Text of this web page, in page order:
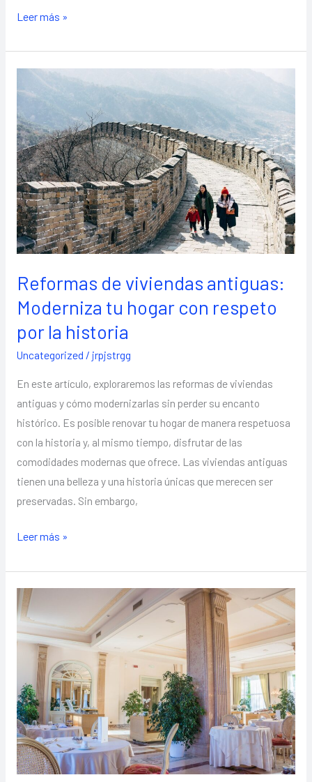
Leer más »
Reformas de viviendas antiguas:
Moderniza tu hogar con respeto
por la historia
Uncategorized / jrpjstrgg
En este artículo, exploraremos las reformas de viviendas
antiguas y cómo modernizarlas sin perder su encanto
histórico. Es posible renovar tu hogar de manera respetuosa
con la historia y, al mismo tiempo, disfrutar de las
comodidades modernas que ofrece. Las viviendas antiguas
tienen una belleza y una historia únicas que merecen ser
preservadas. Sin embargo,
Reformas
de
viviendas
antiguas:
Moderniza
tu
hogar
con
respeto
por
historia
Leer más »
Reformas
de
restaurantes:
Espacios
atractivos
para
comensales